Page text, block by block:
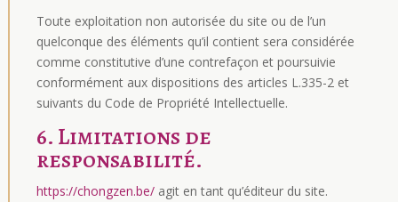
Toute exploitation non autorisée du site ou de l’un
quelconque des éléments qu’il contient sera considérée
comme constitutive d’une contrefaçon et poursuivie
conformément aux dispositions des articles L.335-2 et
suivants du Code de Propriété Intellectuelle.
6. Limitations de
responsabilité.
https://chongzen.be/agit en tant qu’éditeur du site.